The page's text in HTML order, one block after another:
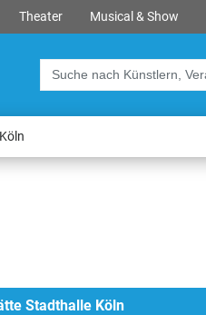
Theater Musical & Show
Stadthalle Köln